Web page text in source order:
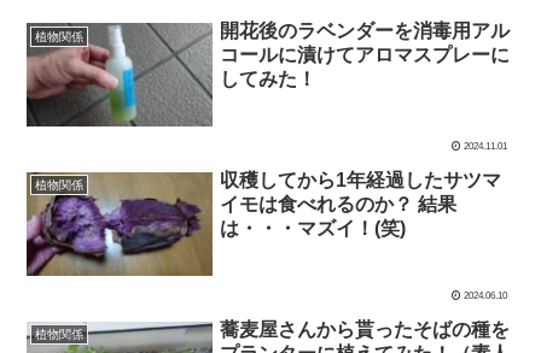
植物関係
開花後のラベンダーを消毒用アル
コールに漬けてアロマスプレーに
してみた！
2024.11.01
植物関係
収穫してから1年経過したサツマ
イモは食べれるのか？ 結果
は・・・マズイ！(笑)
2024.06.10
植物関係
蕎麦屋さんから貰ったそばの種を